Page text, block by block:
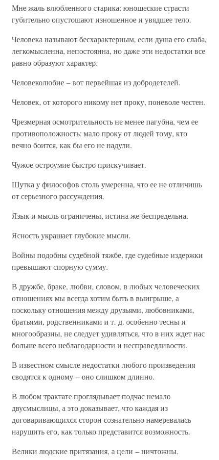
Мне жаль влюбленного старика: юношеские страсти
губительно опустошают изношенное и увядшее тело.
Человека называют бесхарактерным, если душа его слаба,
легкомысленна, непостоянна, но даже эти недостатки все
равно образуют характер.
Человеколюбие – вот первейшая из добродетелей.
Человек, от которого никому нет проку, поневоле честен.
Чрезмерная осмотрительность не менее пагубна, чем ее
противоположность: мало проку от людей тому, кто
вечно боится, как бы его не надули.
Чужое остроумие быстро прискучивает.
Шутка у философов столь умеренна, что ее не отличишь
от серьезного рассуждения.
Язык и мысль ограничены, истина же беспредельна.
Ясность украшает глубокие мысли.
Войны подобны судебной тяжбе, где судебные издержки
превышают спорную сумму.
В дружбе, браке, любви, словом, в любых человеческих
отношениях мы всегда хотим быть в выигрыше, а
поскольку отношения между друзьями, любовниками,
братьями, родственниками и т. д. особенно тесны и
многообразны, не следует удивляться, что в них ждет нас
больше всего неблагодарности и несправедливости.
В известном смысле недостатки любого произведения
сводятся к одному – оно слишком длинно.
В любом трактате проглядывает подчас немало
двусмыслицы, а это доказывает, что каждая из
договаривающихся сторон сознательно намеревалась
нарушить его, как только представится возможность.
Велики людские притязания, а цели – ничтожны.